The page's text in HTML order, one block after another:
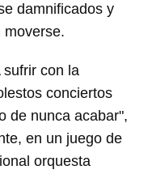
damnificados y
moverse.
sufrir con la
conciertos
de nunca acabar",
en un juego de
orquesta